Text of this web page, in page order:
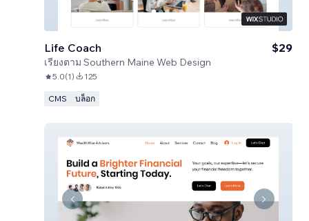
Life Coach
เรียงตาม Southern Maine Web Design
$29
5.0(1) 125
CMS บล็อก